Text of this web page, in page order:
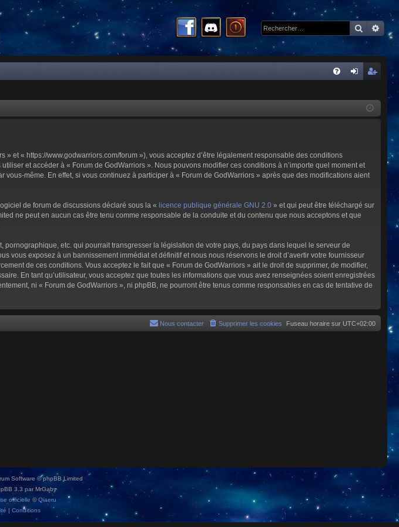
cri
et « https://www.godwarriors.com/forum »), vous acceptez d’être légalement responsable des conditions
et accéder à « Forum de GodWarriors ». Nous pouvons modifier ces conditions à n’importe quel moment et
même. En effet, si vous continuez à participer à « Forum de GodWarriors » après que des modifications aient
de forum de discussions déclaré sous la « licence publique générale GNU 2.0 » et qui peut être téléchargé sur
ne peut en aucun cas être tenu comme responsable de la conduite et du contenu que nous acceptons et que
etc. qui pourrait transgresser la législation de votre pays, du pays dans lequel le serveur de
vous exposez à un bannissement immédiat et définitif et nous nous réservons le droit d’avertir votre fournisseur
de ces conditions. Vous acceptez le fait que « Forum de GodWarriors » ait le droit de supprimer, de modifier,
En tant qu’utilisateur, vous acceptez que toutes les informations que vous avez renseignées soient enregistrées
ni « Forum de GodWarriors », ni phpBB, ne pourront être tenus comme responsables en cas de tentative de
Fuseau horaire sur UTC+02:00
Supprimer les cookies
Nous contacter
Software © phpBB Limited
3.3 par MrGaby
officielle ©Qiaeru
| Conditions